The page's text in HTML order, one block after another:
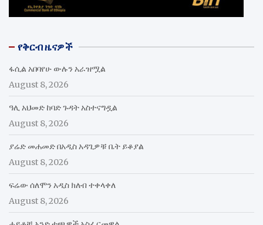
የቅርብ ዜናዎች
ፋሲል አበባየሁ ውሉን አራዝሟል
August 8, 2026
ዓሊ አህመድ ከባድ ጉዳት አስተናግዷል
August 8, 2026
ያሬድ መሐመድ በአዲስ አዳጊዎቹ ቤት ይቆያል
August 8, 2026
ፍሬው ሰለሞን አዲስ ክለብ ተቀላቀለ
August 8, 2026